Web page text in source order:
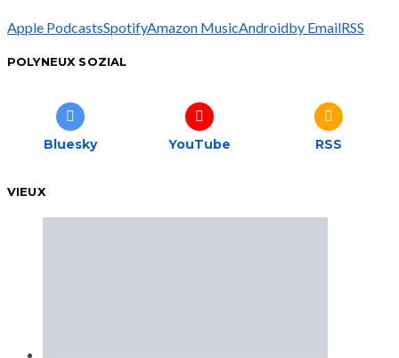
Apple PodcastsSpotifyAmazon MusicAndroidby EmailRSS
POLYNEUX SOZIAL
Bluesky YouTube RSS
VIEUX